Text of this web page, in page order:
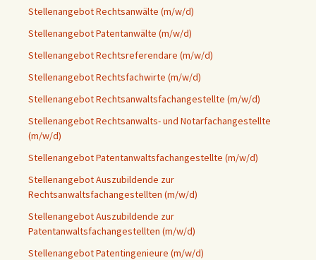
Stellenangebot Rechtsanwälte (m/w/d)
Stellenangebot Patentanwälte (m/w/d)
Stellenangebot Rechtsreferendare (m/w/d)
Stellenangebot Rechtsfachwirte (m/w/d)
Stellenangebot Rechtsanwaltsfachangestellte (m/w/d)
Stellenangebot Rechtsanwalts- und Notarfachangestellte
(m/w/d)
Stellenangebot Patentanwaltsfachangestellte (m/w/d)
Stellenangebot Auszubildende zur
Rechtsanwaltsfachangestellten (m/w/d)
Stellenangebot Auszubildende zur
Patentanwaltsfachangestellten (m/w/d)
Stellenangebot Patentingenieure (m/w/d)